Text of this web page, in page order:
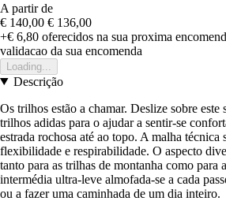
A partir de
€ 140,00 € 136,00
+€ 6,80 oferecidos na sua proxima
validacao da sua encomenda
Loading...
Descrição
Os trilhos estão a chamar. Deslize sobre este
trilhos adidas para o ajudar a sentir-se
estrada rochosa até ao topo. A malha técnica
flexibilidade e respirabilidade. O aspecto
tanto para as trilhas de montanha como para
intermédia ultra-leve almofada-se a cada
ou a fazer uma caminhada de um dia inteiro.